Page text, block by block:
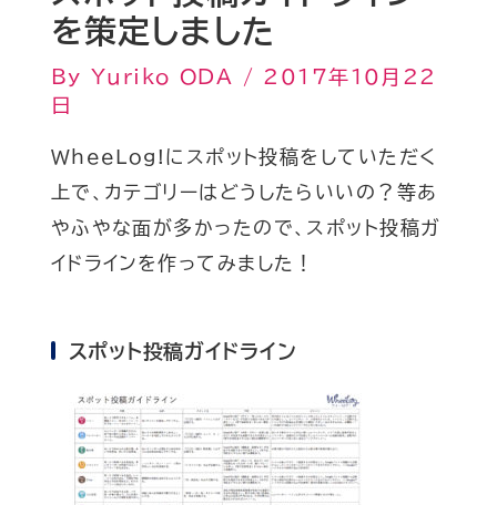
を策定しました
By Yuriko ODA / 2017年10月22
日
WheeLog!にスポット投稿をしていただく
上で、カテゴリーはどうしたらいいの？等あ
やふやな面が多かったので、スポット投稿ガ
イドラインを作ってみました！
スポット投稿ガイドライン